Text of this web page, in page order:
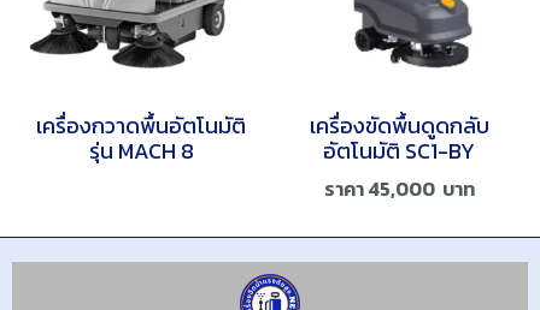
เครื่องกวาดพื้นอัตโนมัติ
รุ่น MACH 8
เครื่องขัดพื้นดูดกลับ
อัตโนมัติ SC1-BY
ราคา45,000 บาท